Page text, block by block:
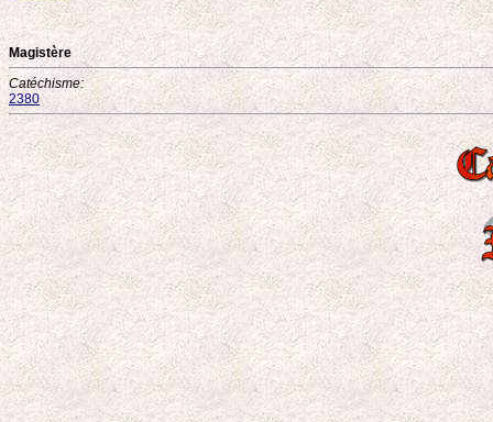
Magistère
Catéchisme:
2380